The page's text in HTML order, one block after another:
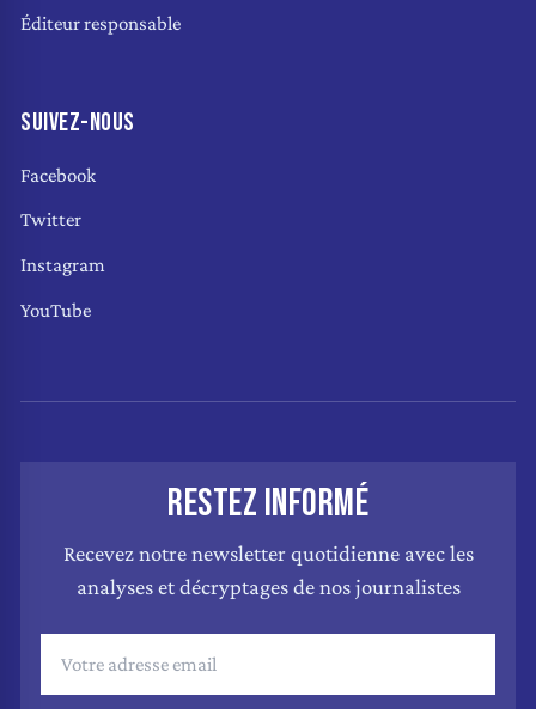
Éditeur responsable
SUIVEZ-NOUS
Facebook
Twitter
Instagram
YouTube
RESTEZ INFORMÉ
Recevez notre newsletter quotidienne avec les
analyses et décryptages de nos journalistes